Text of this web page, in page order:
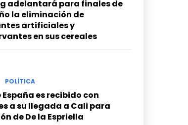
adelantará para finales de
la eliminación de
artificiales y
en sus cereales
POLÍTICA
España es recibido con
a su llegada a Cali para
de De la Espriella